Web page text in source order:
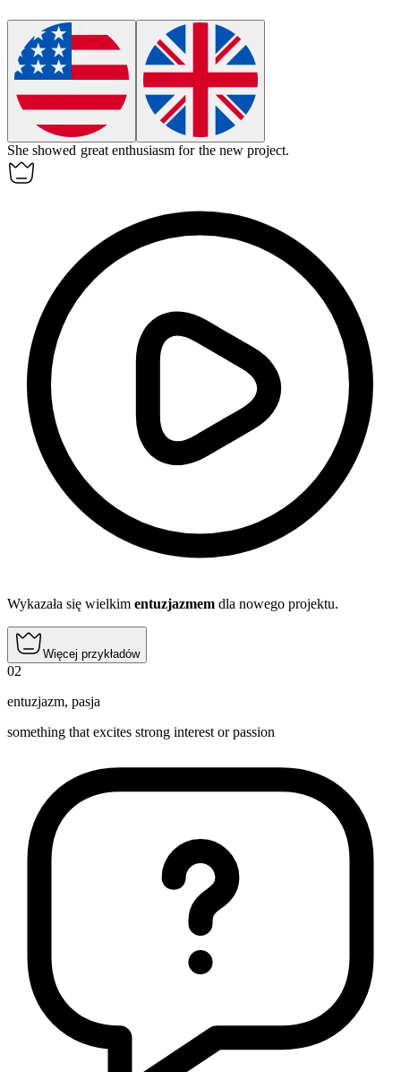
She showed great enthusiasm for the new project.
Wykazała się wielkim entuzjazmem dla nowego projektu.
Więcej przykładów
02
entuzjazm, pasja
something that excites strong interest or passion